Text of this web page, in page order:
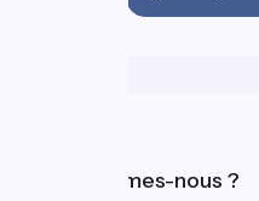
Qui sommes-nous ?